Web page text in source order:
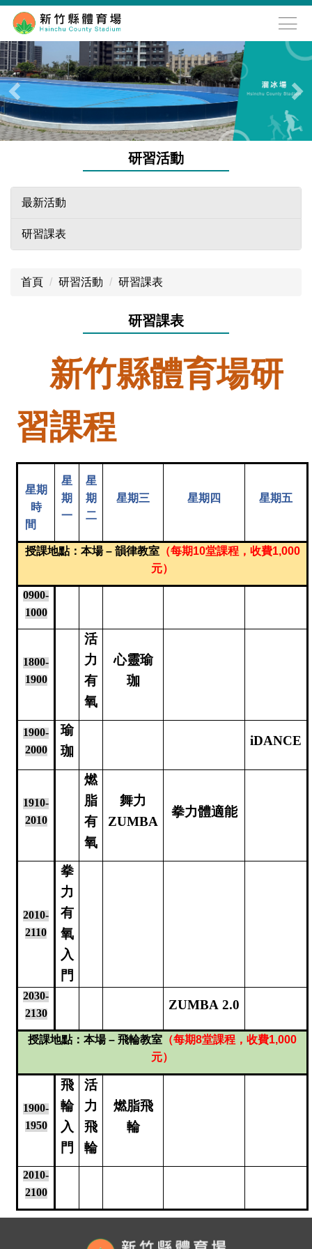
到
主
要
內
容
區
研習活動
最新活動
研習課表
首頁 研習活動 研習課表
研習課表
新竹縣體育場研
習課程
星期
時
間
星
期
一
星
期
二
星期三 星期四 星期五
授課地點：本場 – 韻律教室（每期10堂課程，收費1,000
元）
0900-
1000
1800-
1900
活
力
有
氧
心靈瑜
珈
1900-
2000
瑜
珈
iDANCE
1910-
2010
燃
脂
有
氧
舞力
ZUMBA
拳力體適能
2010-
2110
拳
力
有
氧
入
門
2030-
2130
ZUMBA 2.0
授課地點：本場 – 飛輪教室 （每期8堂課程，收費1,000
元）
1900-
1950
飛
輪
入
門
活
力
飛
輪
燃脂飛
輪
2010-
2100